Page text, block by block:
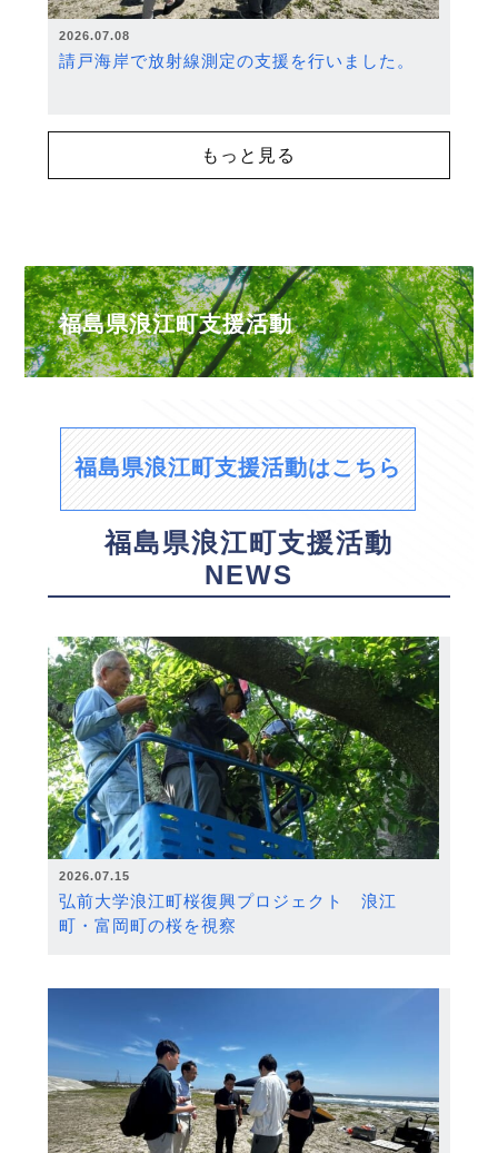
2026.07.08
請戸海岸で放射線測定の支援を行いました。
もっと見る
福島県浪江町支援活動
福島県浪江町支援活動はこちら
福島県浪江町支援活動
NEWS
2026.07.15
弘前大学浪江町桜復興プロジェクト 浪江
町・富岡町の桜を視察